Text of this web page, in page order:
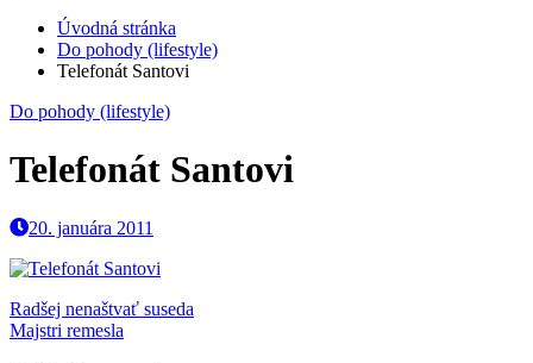
Úvodná stránka
Do pohody (lifestyle)
Telefonát Santovi
Do pohody (lifestyle)
Telefonát Santovi
20. januára 2011
Navigácia
v
Radšej nenaštvať suseda
Majstri remesla